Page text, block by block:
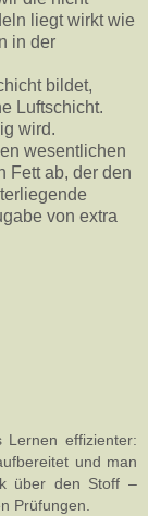
liegt wirkt wie
in der
bildet,
Luftschicht.
wird.
wesentlichen
Fett ab, der den
von extra
effizienter:
und man
über den Stoff –
Prüfungen.